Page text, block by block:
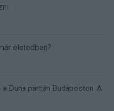
életedben?
Duna partján Budapesten. A